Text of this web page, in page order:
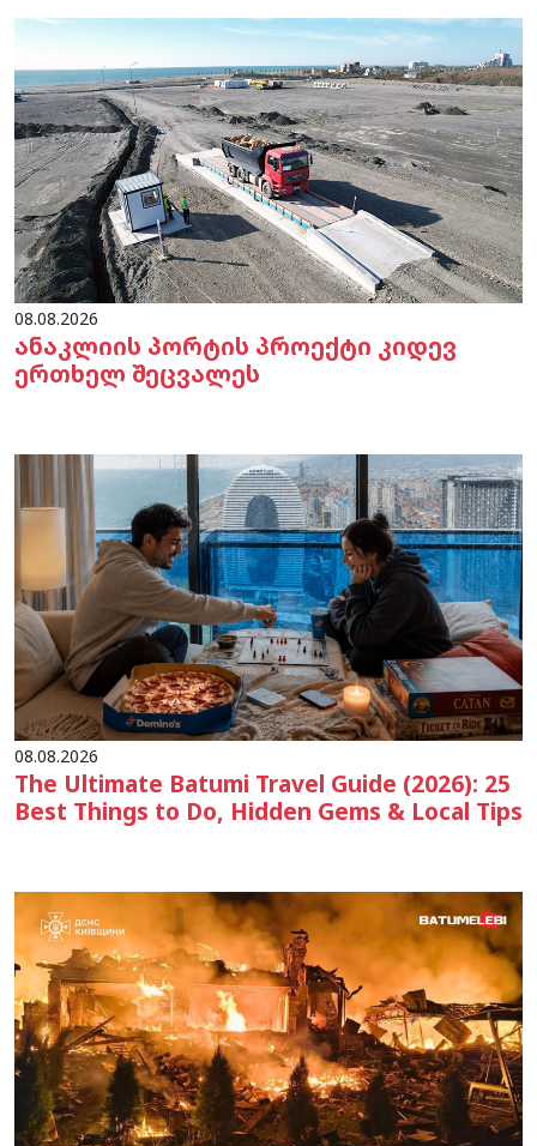
08.08.2026
ანაკლიის პორტის პროექტი კიდევ
ერთხელ შეცვალეს
08.08.2026
The Ultimate Batumi Travel Guide (2026): 25
Best Things to Do, Hidden Gems & Local Tips